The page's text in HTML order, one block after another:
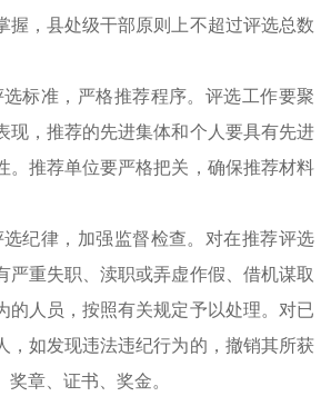
握，县处级干部原则上不超过评选总数
准，严格推荐程序。评选工作要聚
现，推荐的先进集体和个人要具有先进
。推荐单位要严格把关，确保推荐材料
律，加强监督检查。对在推荐评选
严重失职、渎职或弄虚作假、借机谋取
的人员，按照有关规定予以处理。对已
，如发现违法违纪行为的，撤销其所获
章、证书、奖金。